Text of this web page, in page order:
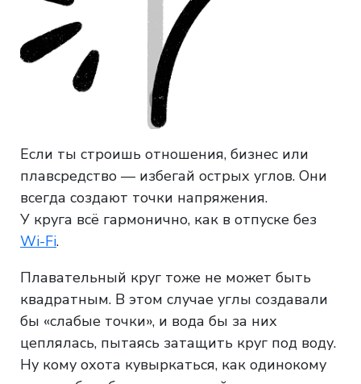
Если ты строишь отношения, бизнес или
плавсредство — избегай острых углов. Они
всегда создают точки напряжения.
У круга всё гармонично, как в отпуске без
Wi-Fi.
Плавательный круг тоже не может быть
квадратным. В этом случае углы создавали
бы «слабые точки», и вода бы за них
цеплялась, пытаясь затащить круг под воду.
Ну кому охота кувыркаться, как одинокому